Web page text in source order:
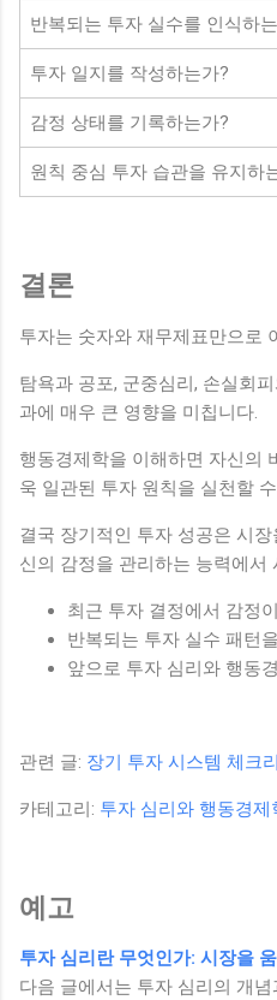
반복되는 투자 실수를 인식하
투자 일지를 작성하는가?
감정 상태를 기록하는가?
원칙 중심 투자 습관을 유지하
결론
투자는 숫자와 재무제표만으로
탐욕과 공포, 군중심리, 손실회
과에 매우 큰 영향을 미칩니다.
행동경제학을 이해하면 자신의
욱 일관된 투자 원칙을 실천할
결국 장기적인 투자 성공은 시
신의 감정을 관리하는 능력에서
최근 투자 결정에서 감정
반복되는 투자 실수 패턴
앞으로 투자 심리와 행동
관련 글: 장기 투자 시스템 체크
카테고리: 투자 심리와 행동경제
예고
투자 심리란 무엇인가: 시장을
다음 글에서는 투자 심리의 개